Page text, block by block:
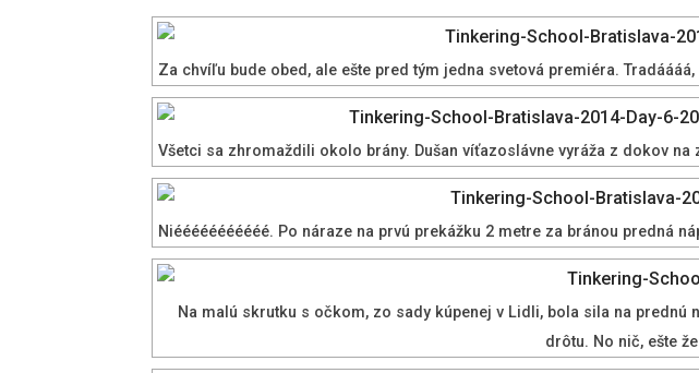
Za chvíľu bude obed, ale ešte pred tým jedna svetová premiéra.
Všetci sa zhromaždili okolo brány. Dušan víťazoslávne vyráža z dokov na
Niééééééééééé. Po náraze na prvú prekážku 2 metre za bránou predná
Na malú skrutku s očkom, zo sady kúpenej v Lidli, bola sila na
drôtu. No nič, ešte